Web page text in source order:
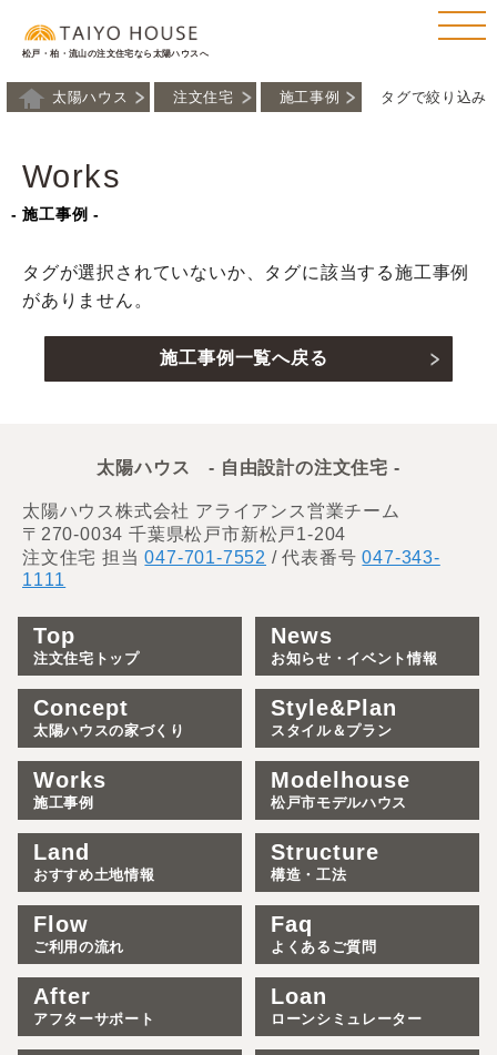
松戸・柏・流山の注文住宅なら太陽ハウスへ
太陽ハウス 注文住宅 施工事例 タグで絞り込み
Works
- 施工事例 -
タグが選択されていないか、タグに該当する施工事例
がありません。
施工事例一覧へ戻る
太陽ハウス - 自由設計の注文住宅 -
太陽ハウス株式会社 アライアンス営業チーム
〒270-0034 千葉県松戸市新松戸1-204
注文住宅 担当047-701-7552 / 代表番号047-343-
1111
Top
注文住宅トップ
News
お知らせ・イベント情報
Concept
太陽ハウスの家づくり
Style&Plan
スタイル＆プラン
Works
施工事例
Modelhouse
松戸市モデルハウス
Land
おすすめ土地情報
Structure
構造・工法
Flow
ご利用の流れ
Faq
よくあるご質問
After
アフターサポート
Loan
ローンシミュレーター